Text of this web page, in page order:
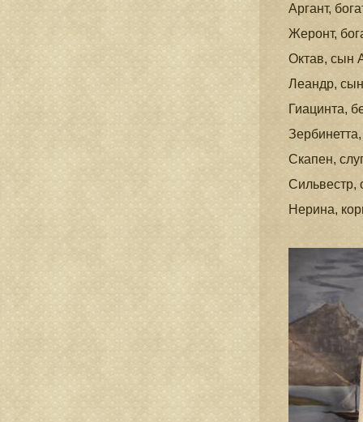
Аргант,
Жеронт,
Октав, сын
Леандр,
Гиацинта,
Скапен,
Сильвестр,
Нерина,